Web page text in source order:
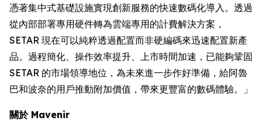
憑著集中式基礎設施實現創新服務的快速數碼化導入。透過
從內部部署專用硬件轉為雲端專用的計費解決方案，
SETAR 現在可以純粹透過配置而非硬編碼來迅速配置新產
品。過程簡化、操作效率提升、上市時間加速，已能夠鞏固
SETAR 的市場領導地位，為未來進一步作好準備，給阿魯
巴和波奈的用戶推動附加價值，帶來更豐富的數碼體驗。」
關於 Mavenir